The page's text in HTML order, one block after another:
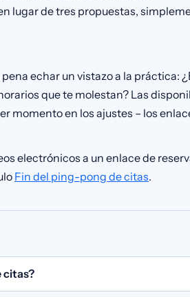
lugar de tres propuestas,
echar un vistazo a la práctica:
que te molestan? Las
momento en los ajustes – los
electrónicos a un enlace de
Fin del ping-pong de citas.
citas?